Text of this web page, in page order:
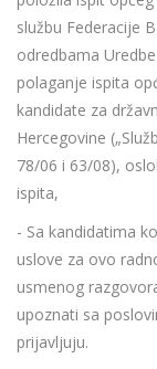
službu Federacije
odredbama
polaganje ispita
kandidate za
Hercegovine
78/06 i 63/08),
ispita,
- Sa kandidatima
uslove za ovo
usmenog
upoznati sa
prijavljuju.